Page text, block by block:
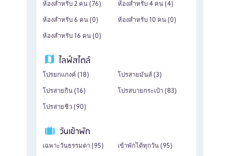
ห้องสำหรับ 2 คน ( 76) ห้องสำหรับ 4 คน (4)
ห้องสำหรับ 6 คน (0) ห้องสำหรับ 10 คน (0)
ห้องสำหรับ 16 คน (0)
ไลฟ์สไตล์
โปรยกแกงค์ (18) โปรสายมันส์ (3)
โปรสายกิน (16) โปรสบายกระเป๋า (83)
โปรสายชิว ( 90)
วันเข้าพัก
เฉพาะวันธรรมดา ( 95) เข้าพักได้ทุกวัน ( 95)